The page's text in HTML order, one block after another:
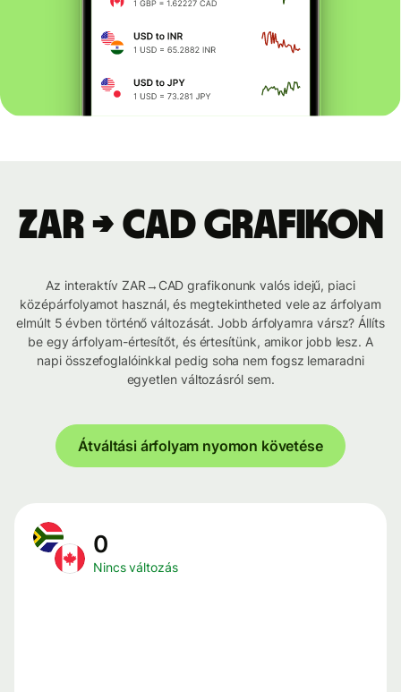
ZAR → CAD grafikon
Az interaktív ZAR→CAD grafikonunk valós idejű, piaci
középárfolyamot használ, és megtekintheted vele az árfolyam
elmúlt 5 évben történő változását. Jobb árfolyamra vársz? Állíts
be egy árfolyam-értesítőt, és értesítünk, amikor jobb lesz. A
napi összefoglalóinkkal pedig soha nem fogsz lemaradni
egyetlen változásról sem.
Átváltási árfolyam nyomon követése
0
Nincs változás